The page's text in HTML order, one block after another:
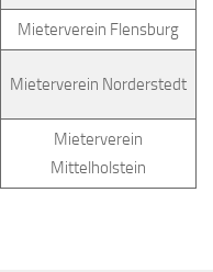
Mieterverein Flensburg
Mieterverein Norderstedt
Mieterverein
Mittelholstein